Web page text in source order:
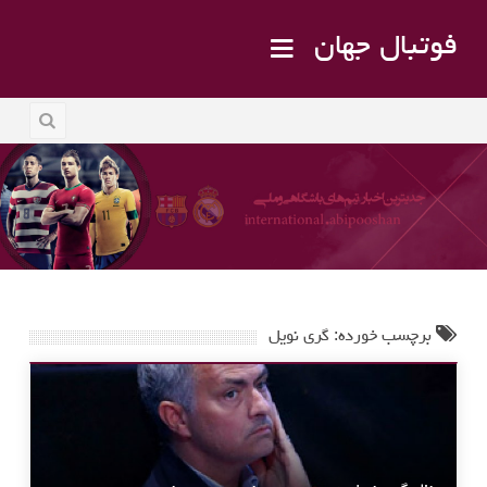
فوتبال جهان
برچسب خورده: گری نویل